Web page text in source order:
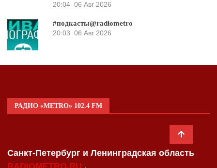
20:04 06 Авг 2026
#подкасты@radiometro
20:03 06 Авг 2026
РАДИО «METRO» 102.4 FM
Санкт-Петербург и Ленинградская область